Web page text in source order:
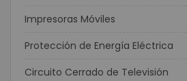
Impresoras Móviles
Protección de Energía Eléctrica
Circuito Cerrado de Televisión